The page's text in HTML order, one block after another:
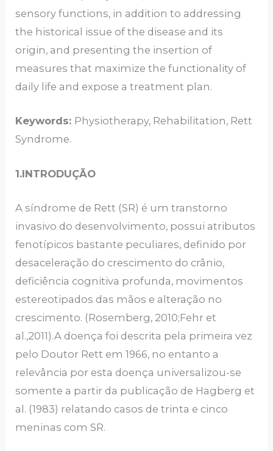
sensory functions, in addition to addressing
the historical issue of the disease and its
origin, and presenting the insertion of
measures that maximize the functionality of
daily life and expose a treatment plan.
Keywords: Physiotherapy, Rehabilitation, Rett
Syndrome.
1.INTRODUÇÃO
A síndrome de Rett (SR) é um transtorno
invasivo do desenvolvimento, possui atributos
fenotípicos bastante peculiares, definido por
desaceleração do crescimento do crânio,
deficiência cognitiva profunda, movimentos
estereotipados das mãos e alteração no
crescimento. (Rosemberg, 2010;Fehr et
al.,2011).A doença foi descrita pela primeira vez
pelo Doutor Rett em 1966, no entanto a
relevância por esta doença universalizou-se
somente a partir da publicação de Hagberg et
al. (1983) relatando casos de trinta e cinco
meninas com SR.